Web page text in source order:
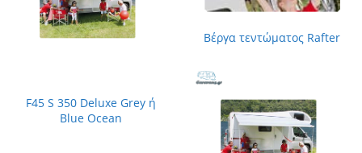
Βέργα τεντώματος Rafter
F45 S 350 Deluxe Grey ή
Blue Ocean